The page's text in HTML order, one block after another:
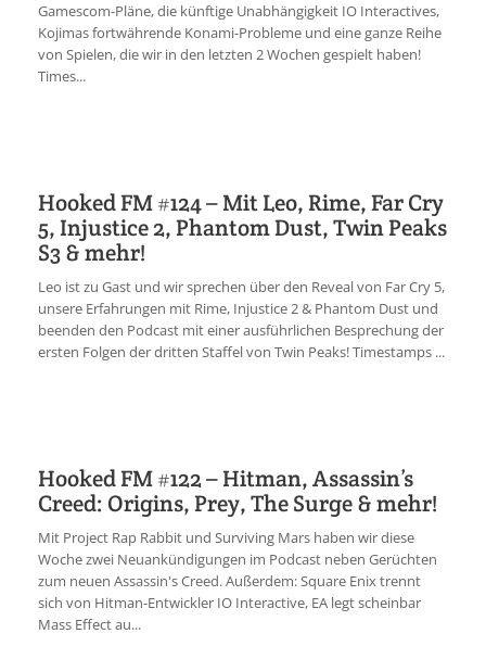
Gamescom-Pläne, die künftige Unabhängigkeit IO Interactives,
Kojimas fortwährende Konami-Probleme und eine ganze Reihe
von Spielen, die wir in den letzten 2 Wochen gespielt haben!
Times...
Hooked FM #124 – Mit Leo, Rime, Far Cry
5, Injustice 2, Phantom Dust, Twin Peaks
S3 & mehr!
Leo ist zu Gast und wir sprechen über den Reveal von Far Cry 5,
unsere Erfahrungen mit Rime, Injustice 2 & Phantom Dust und
beenden den Podcast mit einer ausführlichen Besprechung der
ersten Folgen der dritten Staffel von Twin Peaks! Timestamps ...
Hooked FM #122 – Hitman, Assassin’s
Creed: Origins, Prey, The Surge & mehr!
Mit Project Rap Rabbit und Surviving Mars haben wir diese
Woche zwei Neuankündigungen im Podcast neben Gerüchten
zum neuen Assassin's Creed. Außerdem: Square Enix trennt
sich von Hitman-Entwickler IO Interactive, EA legt scheinbar
Mass Effect au...